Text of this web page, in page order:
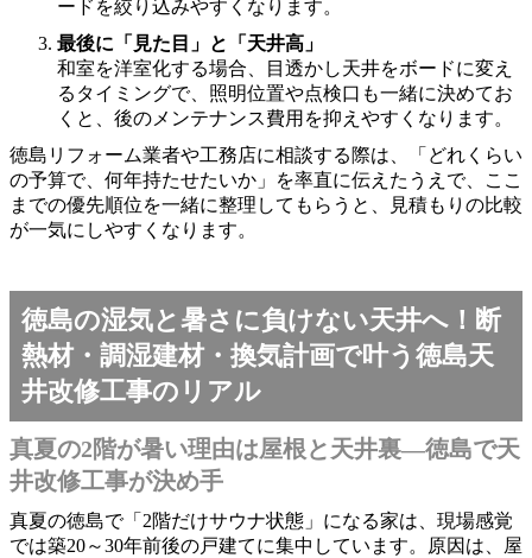
ードを絞り込みやすくなります。
最後に「見た目」と「天井高」
和室を洋室化する場合、目透かし天井をボードに変え
るタイミングで、照明位置や点検口も一緒に決めてお
くと、後のメンテナンス費用を抑えやすくなります。
徳島リフォーム業者や工務店に相談する際は、「どれくらい
の予算で、何年持たせたいか」を率直に伝えたうえで、ここ
までの優先順位を一緒に整理してもらうと、見積もりの比較
が一気にしやすくなります。
徳島の湿気と暑さに負けない天井へ！断
熱材・調湿建材・換気計画で叶う徳島天
井改修工事のリアル
真夏の2階が暑い理由は屋根と天井裏―徳島で天
井改修工事が決め手
真夏の徳島で「2階だけサウナ状態」になる家は、現場感覚
では築20～30年前後の戸建てに集中しています。原因は、屋